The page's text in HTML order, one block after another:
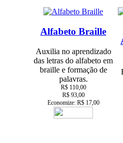
Alfabeto Braille
Auxilia no aprendizado
das letras do alfabeto em
braille e formação de
palavras.
R$ 110,00
R$ 93,00
Economize: R$ 17,00